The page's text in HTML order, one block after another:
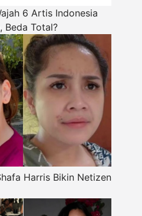
6 Artis Indonesia
Beda Total?
Harris Bikin Netizen